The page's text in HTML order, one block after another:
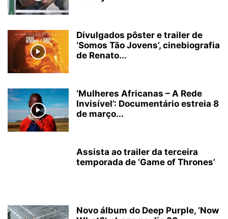
Divulgados pôster e trailer de
‘Somos Tão Jovens’, cinebiografia
de Renato...
‘Mulheres Africanas – A Rede
Invisível’: Documentário estreia 8
de março...
Assista ao trailer da terceira
temporada de ‘Game of Thrones’
Novo álbum do Deep Purple, ‘Now